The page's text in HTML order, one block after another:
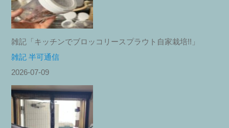
雑記「キッチンでブロッコリースプラウト自家栽培!!」
雑記 半可通信
2026-07-09